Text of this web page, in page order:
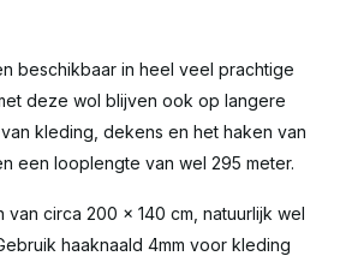
beschikbaar in heel veel prachtige
deze wol blijven ook op langere
kleding, dekens en het haken van
een looplengte van wel 295 meter.
circa 200 x 140 cm, natuurlijk wel
haaknaald 4mm voor kleding